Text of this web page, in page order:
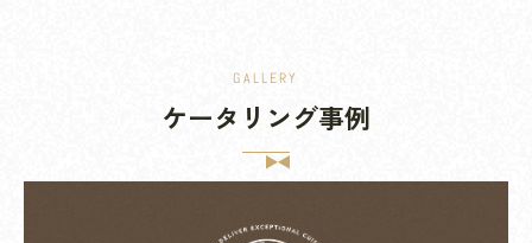
GALLERY
ケータリング事例